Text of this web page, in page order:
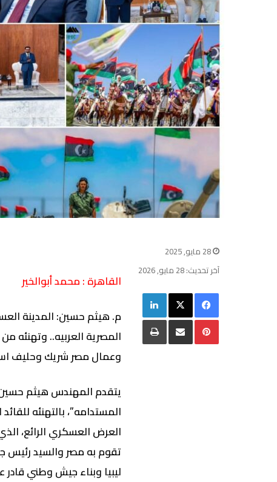
القاهرة : محمد أبوالخير
م. هيثم حسين: المدينة
المصرية العربيه.. وتهنئه
وعمال مصر شريك وحليف
يتقدم المهندس هيثم
المستدامه”، بالتهنئه
العرض العسكري الرائع،
تقوم به مصر والسيد رئيس
ليبيا وبناء جيش وطني قادر
28 مايو, 2025
آخر تحديث: 28 مايو, 2026
فيسبوك‫X
لينكدإن
بينتيريستمشاركة عبر البريد طباعة